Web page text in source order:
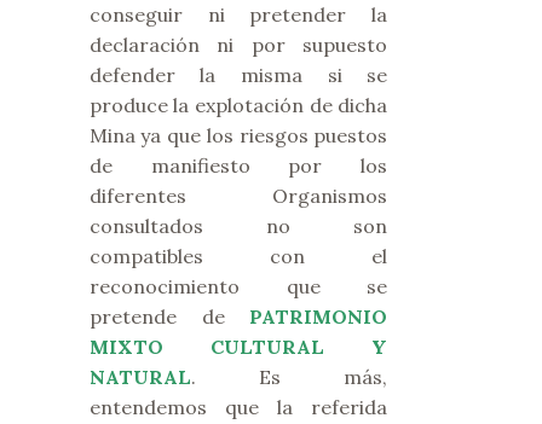
conseguir ni pretender la
declaración ni por supuesto
defender la misma si se
produce la explotación de dicha
Mina ya que los riesgos puestos
de manifiesto por los
diferentes Organismos
consultados no son
compatibles con el
reconocimiento que se
pretende de PATRIMONIO
MIXTO CULTURAL Y
NATURAL. Es más,
entendemos que la referida